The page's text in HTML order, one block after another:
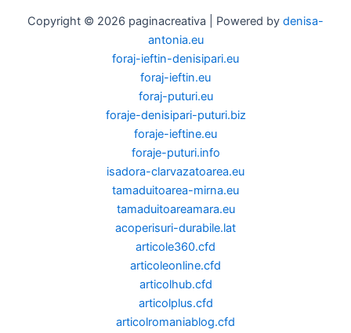
Copyright © 2026 paginacreativa | Powered by denisa-
antonia.eu
foraj-ieftin-denisipari.eu
foraj-ieftin.eu
foraj-puturi.eu
foraje-denisipari-puturi.biz
foraje-ieftine.eu
foraje-puturi.info
isadora-clarvazatoarea.eu
tamaduitoarea-mirna.eu
tamaduitoareamara.eu
acoperisuri-durabile.lat
articole360.cfd
articoleonline.cfd
articolhub.cfd
articolplus.cfd
articolromaniablog.cfd